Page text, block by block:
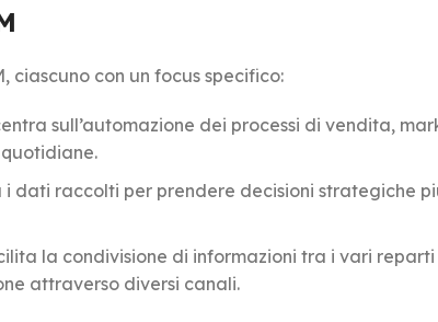
ciascuno con un focus specifico:
sull’automazione dei processi di vendita,
i dati raccolti per prendere decisioni strategiche
la condivisione di informazioni tra i vari
attraverso diversi canali.